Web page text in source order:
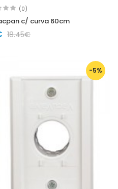
(0)
c/ curva 60cm
18.45€
-5%